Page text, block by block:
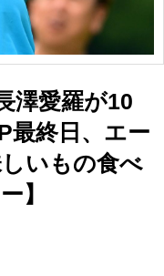
澤愛羅が10
最終日、エー
いもの食べ
】